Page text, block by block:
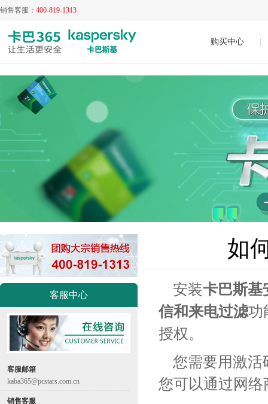
销售客服： 400-819-1313
购买中心
客服中心
客服邮箱
kaba365@pcstars.com.cn
销售客服
如
安装卡巴斯基
信和来电过滤功
授权。
您需要用激活
您可以通过网